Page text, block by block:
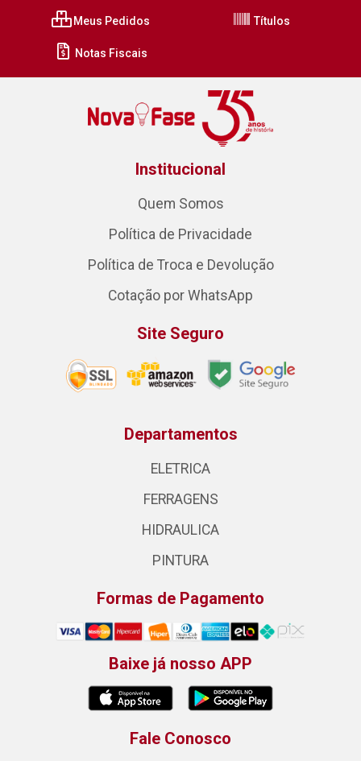
Meus Pedidos Títulos
Notas Fiscais
Institucional
Quem Somos
Política de Privacidade
Política de Troca e Devolução
Cotação por WhatsApp
Site Seguro
Departamentos
ELETRICA
FERRAGENS
HIDRAULICA
PINTURA
Formas de Pagamento
Baixe já nosso APP
Fale Conosco